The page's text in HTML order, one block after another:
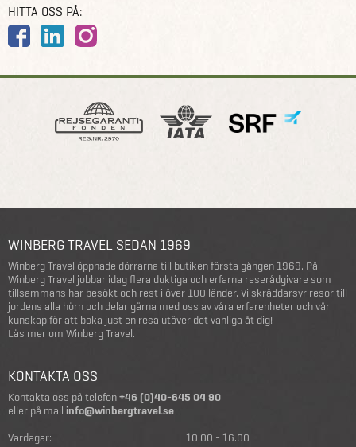
HITTA OSS PÅ:
WINBERG TRAVEL SEDAN 1969
Winberg Travel öppnade dörrarna till butiken första gången 1969. På
Winberg Travel jobbar idag flera duktiga och erfarna reserådgivare som
tillsammans har besökt och rest i över 100 länder. Vi skräddarsyr resor till
jordens alla hörn och delar gärna med oss av våra erfarenheter och vår
kunskap för att boka just en resa utöver det vanliga åt dig!
Läs mer om Winberg Travel.
KONTAKTA OSS
Kontakta oss på telefon+46 (0)40-645 04 90
eller på mail info@winbergtravel.se
Vardagar:
10.00 - 16.00